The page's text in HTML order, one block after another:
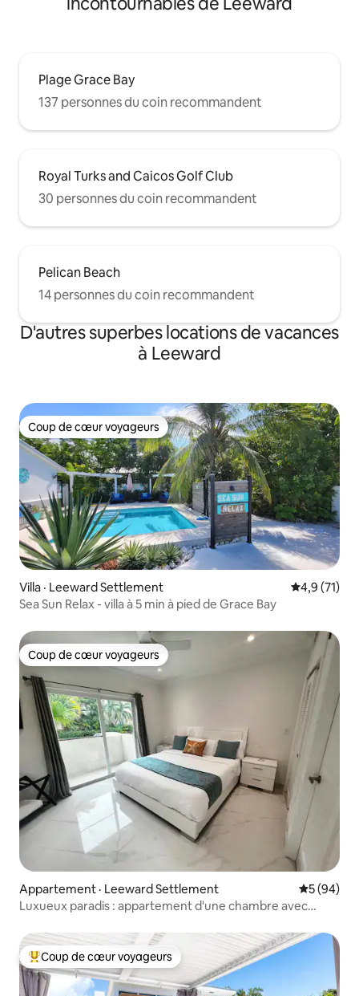
Plage Grace Bay
137 personnes du coin recommandent
Royal Turks and Caicos Golf Club
30 personnes du coin recommandent
Pelican Beach
14 personnes du coin recommandent
D'autres superbes locations de vacances
à Leeward
Coup de cœur voyageurs
Coup de cœur voyageurs
Villa · Leeward Settlement Note
4,9 (71)
Sea Sun Relax - villa à 5 min à pied de Grace Bay
Coup de cœur voyageurs
Coup de cœur voyageurs
Appartement · Leeward Settlement Note
5 (94)
Luxueux paradis : appartement d'une chambre avec
Coup de cœur voyageurs parmi les plus aimés
Coup de cœur voyageurs